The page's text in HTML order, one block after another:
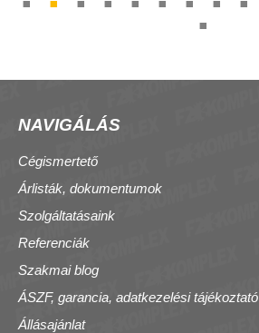
NAVIGÁLÁS
Cégismertető
Árlisták, dokumentumok
Szolgáltatásaink
Referenciák
Szakmai blog
ÁSZF, garancia, adatkezelési tájékoztató
Állásajánlat